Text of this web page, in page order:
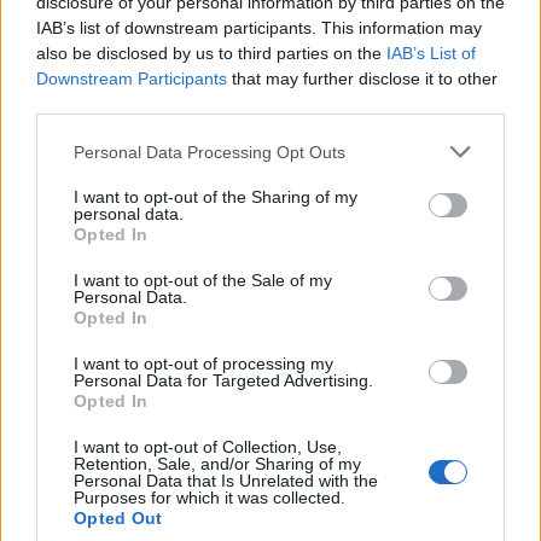
IAB’s list of downstream participants. This information may
also be disclosed by us to third parties on the IAB’s List of
Downstream Participants that may further disclose it to other
Personal Data Processing Opt Outs
I want to opt-out of the Sharing of my
personal data.
Opted In
I want to opt-out of the Sale of my
Personal Data.
Opted In
I want to opt-out of processing my
Personal Data for Targeted Advertising.
Opted In
I want to opt-out of Collection, Use,
Retention, Sale, and/or Sharing of my
Personal Data that Is Unrelated with the
Purposes for which it was collected.
Opted Out
Изкуствен интелект за първи път
създаде нови жизнеспособни вируси
07.08.2026 / 15:30